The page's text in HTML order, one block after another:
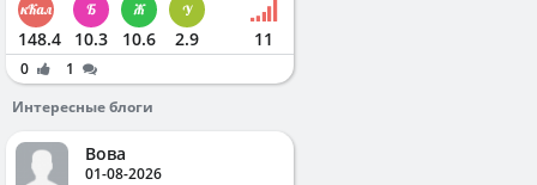
148.4 10.3 10.6 2.9 11
0
1
Интересные блоги
Вова
01-08-2026